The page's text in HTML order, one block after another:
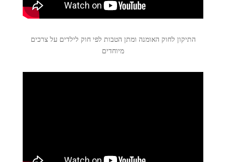
התיקון לחוק האומנה ומתן הטבות לפי חוק לילדים על צרכים
מיוחדים